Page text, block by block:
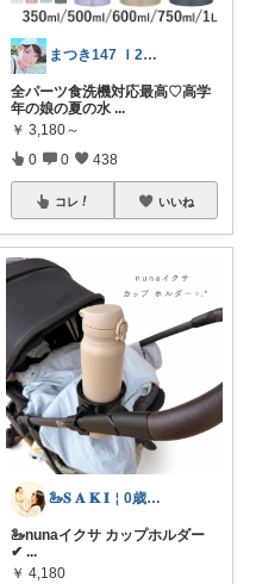
まつき147 Ｉ2児ママ脱転勤族ぐらし
全パーツ食洗機対応最高♡高学
年の娘の夏の水 ...
￥ 3,180～
0 0 438
コレ いいね
🦢𝐒 𝐀 𝐊 𝐈￤0歳児ママ
🦢nunaイクサ カップホルダー
✔︎ ...
￥ 4,180